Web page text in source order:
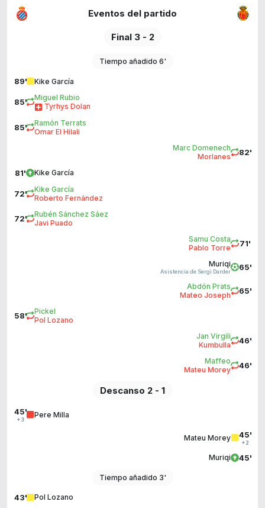
Eventos del partido
Final 3 - 2
Tiempo añadido 6'
89' Kike García
85'
Miguel Rubio
Tyrhys Dolan
85'
Ramón Terrats
Omar El Hilali
82'
Marc Domenech
Morlanes
81' Kike García
72'
Kike García
Roberto Fernández
72'
Rubén Sánchez Sáez
Javi Puado
71'
Samu Costa
Pablo Torre
65'
Muriqi
Asistencia de Sergi Darder
65'
Abdón Prats
Mateo Joseph
58'
Pickel
Pol Lozano
46'
Jan Virgili
Kumbulla
46'
Maffeo
Mateu Morey
Descanso 2 - 1
45'
+3
Pere Milla
45'
+2
Mateu Morey
45'
Muriqi
Tiempo añadido 3'
43' Pol Lozano